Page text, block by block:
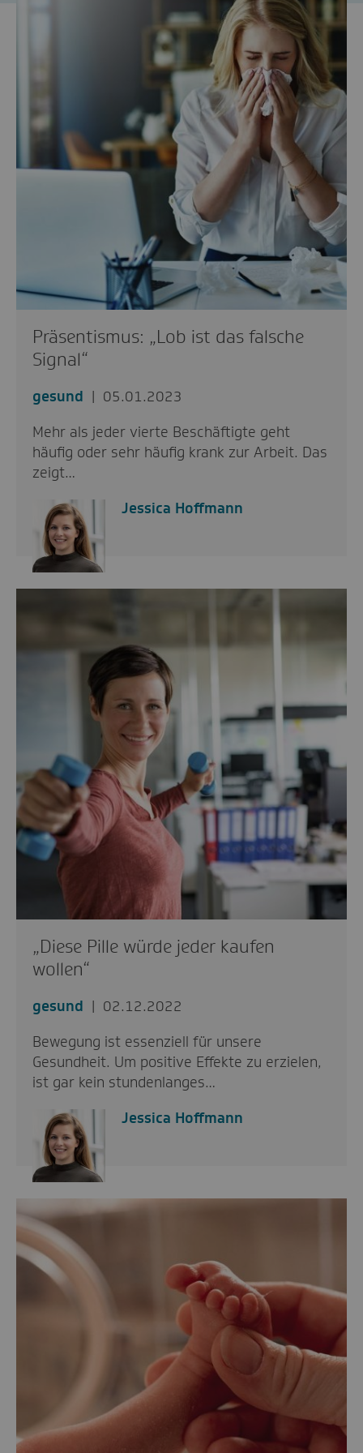
Präsentismus: „Lob ist das falsche
Signal“
gesund
05.01.2023
Mehr als jeder vierte Beschäftigte geht
häufig oder sehr häufig krank zur Arbeit. Das
zeigt…
Jessica Hoffmann
„Diese Pille würde jeder kaufen
wollen“
gesund
02.12.2022
Bewegung ist essenziell für unsere
Gesundheit. Um positive Effekte zu erzielen,
ist gar kein stundenlanges…
Jessica Hoffmann